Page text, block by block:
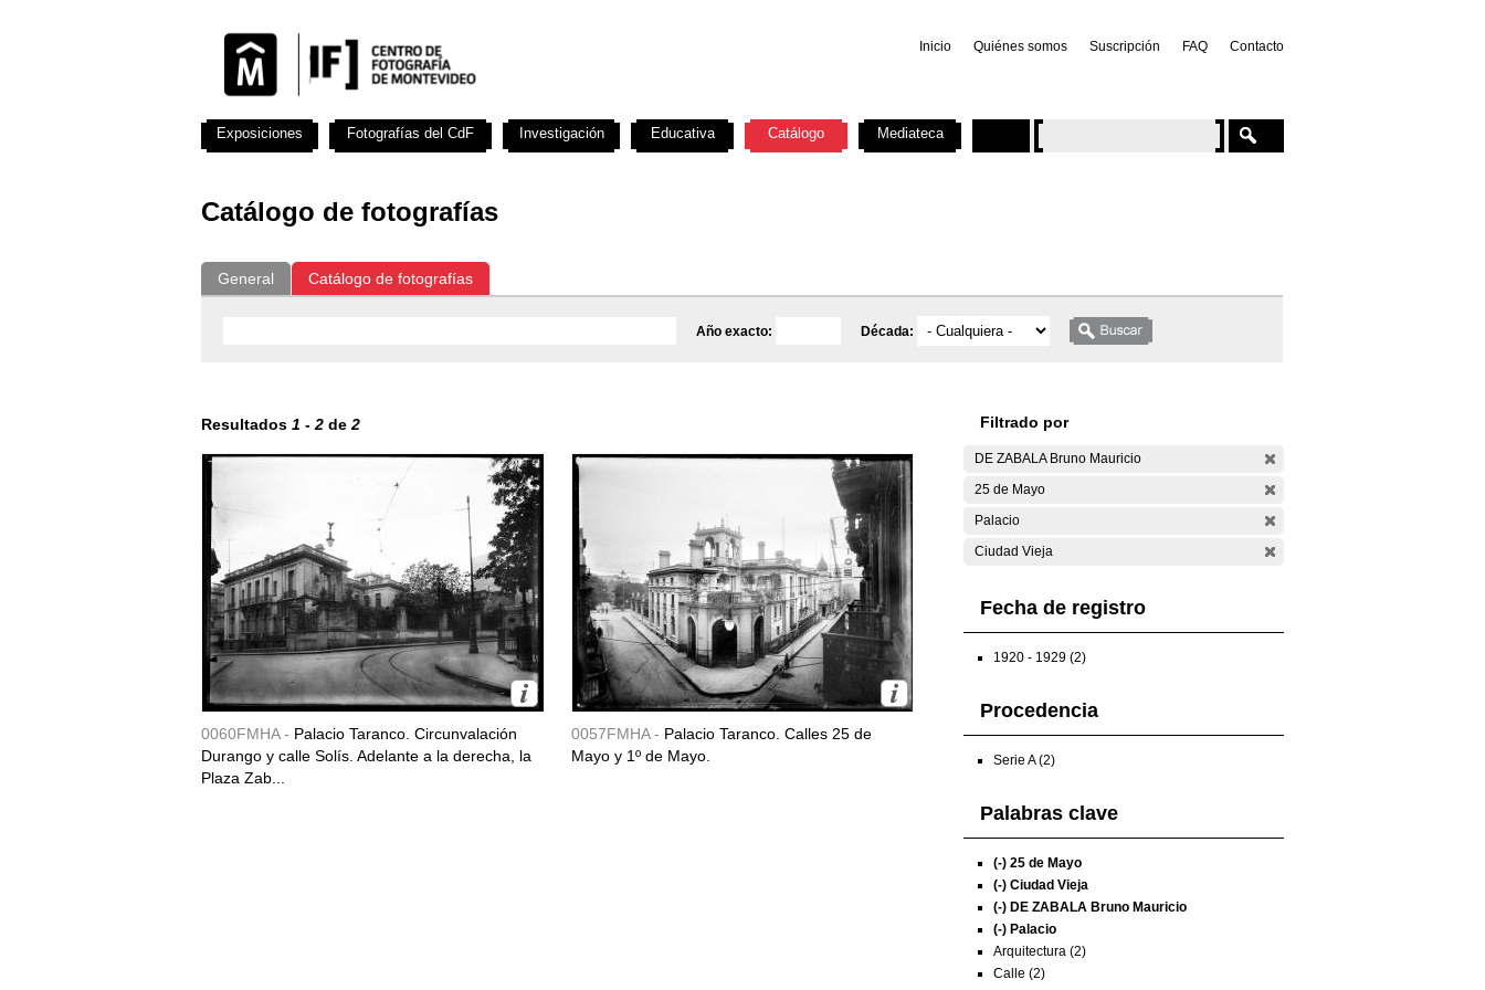
Inicio Quiénes somos Suscripción FAQ Contacto
Catálogo de fotografías
General Catálogo de fotografías
Año exacto: Década:
Resultados 1 - 2 de 2
0060FMHA - Palacio Taranco. Circunvalación
Durango y calle Solís. Adelante a la derecha, la
Plaza Zab...
0057FMHA - Palacio Taranco. Calles 25 de
Mayo y 1º de Mayo.
Filtrado por
DE ZABALA Bruno Mauricio
25 de Mayo
Palacio
Ciudad Vieja
Fecha de registro
1920 - 1929 (2)
Procedencia
Serie A (2)
Palabras clave
(-) 25 de Mayo
(-) Ciudad Vieja
(-) DE ZABALA Bruno Mauricio
(-) Palacio
Arquitectura (2)
Calle (2)
Exposiciones Fotografías del CdF Investigación Educativa Catálogo Mediateca